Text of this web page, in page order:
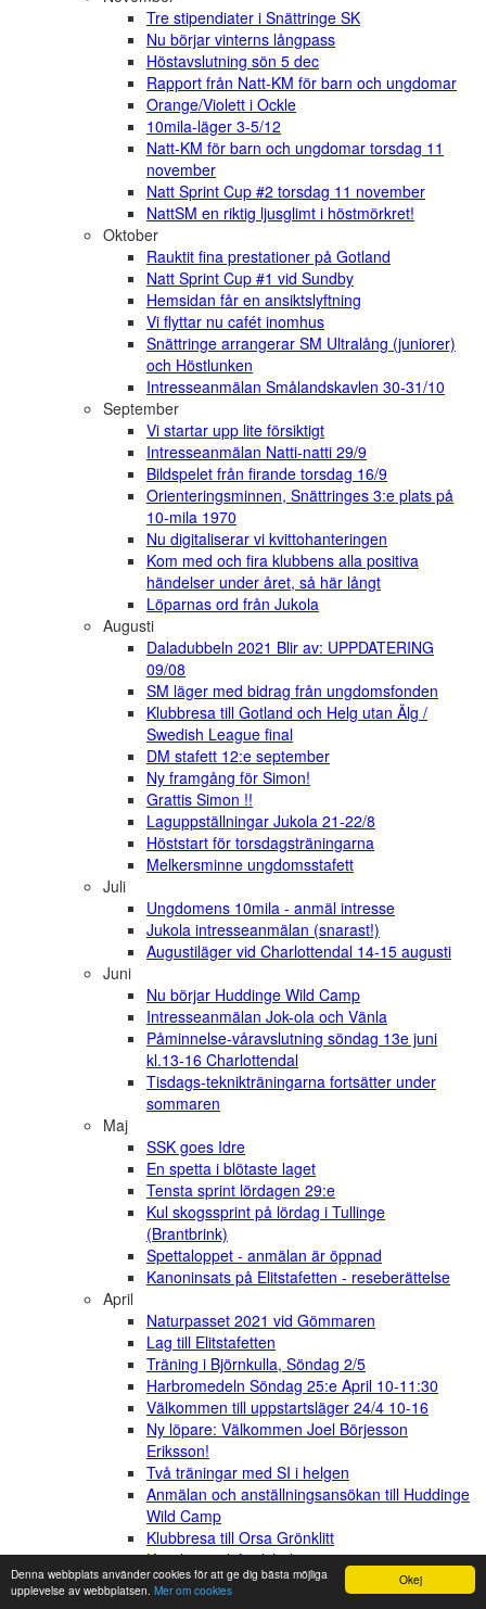
Okej
Denna webbplats använder cookies för att ge dig bästa möjliga
upplevelse av webbplatsen. Mer om cookies
Tre stipendiater i Snättringe SK
Nu börjar vinterns långpass
Höstavslutning sön 5 dec
Rapport från Natt-KM för barn och ungdomar
Orange/Violett i Ockle
10mila-läger 3-5/12
Natt-KM för barn och ungdomar torsdag 11
november
Natt Sprint Cup #2 torsdag 11 november
NattSM en riktig ljusglimt i höstmörkret!
Oktober
Rauktit fina prestationer på Gotland
Natt Sprint Cup #1 vid Sundby
Hemsidan får en ansiktslyftning
Vi flyttar nu cafét inomhus
Snättringe arrangerar SM Ultralång (juniorer)
och Höstlunken
Intresseanmälan Smålandskavlen 30-31/10
September
Vi startar upp lite försiktigt
Intresseanmälan Natti-natti 29/9
Bildspelet från firande torsdag 16/9
Orienteringsminnen, Snättringes 3:e plats på
10-mila 1970
Nu digitaliserar vi kvittohanteringen
Kom med och fira klubbens alla positiva
händelser under året, så här långt
Löparnas ord från Jukola
Augusti
Daladubbeln 2021 Blir av: UPPDATERING
09/08
SM läger med bidrag från ungdomsfonden
Klubbresa till Gotland och Helg utan Älg /
Swedish League final
DM stafett 12:e september
Ny framgång för Simon!
Grattis Simon !!
Laguppställningar Jukola 21-22/8
Höststart för torsdagsträningarna
Melkersminne ungdomsstafett
Juli
Ungdomens 10mila - anmäl intresse
Jukola intresseanmälan (snarast!)
Augustiläger vid Charlottendal 14-15 augusti
Juni
Nu börjar Huddinge Wild Camp
Intresseanmälan Jok-ola och Vänla
Påminnelse-våravslutning söndag 13e juni
kl.13-16 Charlottendal
Tisdags-teknikträningarna fortsätter under
sommaren
Maj
SSK goes Idre
En spetta i blötaste laget
Tensta sprint lördagen 29:e
Kul skogssprint på lördag i Tullinge
(Brantbrink)
Spettaloppet - anmälan är öppnad
Kanoninsats på Elitstafetten - reseberättelse
April
Naturpasset 2021 vid Gömmaren
Lag till Elitstafetten
Träning i Björnkulla, Söndag 2/5
Harbromedeln Söndag 25:e April 10-11:30
Välkommen till uppstartsläger 24/4 10-16
Ny löpare: Välkommen Joel Börjesson
Eriksson!
Två träningar med SI i helgen
Anmälan och anställningsansökan till Huddinge
Wild Camp
Klubbresa till Orsa Grönklitt
Kristihimmelsfärdshelgen
Svartvik medeldistans med sportident lördag